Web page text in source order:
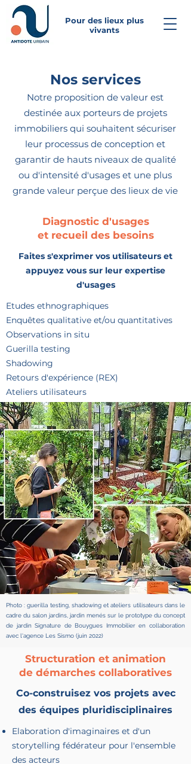
Pour des lieux plus
vivants
Nos services
Notre proposition de valeur est
destinée aux porteurs de projets
immobiliers qui souhaitent sécuriser
leur processus de conception et
garantir de hauts niveaux de qualité
ou d'intensité d'usages et une plus
grande valeur perçue des lieux de vie
Diagnostic d'usages
et recueil des besoins
Faites s'exprimer vos utilisateurs et
appuyez vous sur leur expertise
d'usages
Etudes ethnographiques
Enquêtes qualitative et/ou quantitatives
Observations in situ
Guerilla testing
Shadowing
Retours d'expérience (REX)
Ateliers utilisateurs
Photo : guerilla testing, shadowing et ateliers utilisateurs dans le
cadre du salon jardins, jardin menés sur le prototype du concept
de jardin Signature de Bouygues Immobilier en collaboration
avec l'agence Les Sismo (juin 2022)
Structuration et animation
de démarches collaboratives
Co-construisez vos projets avec
des équipes pluridisciplinaires
Elaboration d'imaginaires et d'un
storytelling fédérateur pour l'ensemble
des acteurs